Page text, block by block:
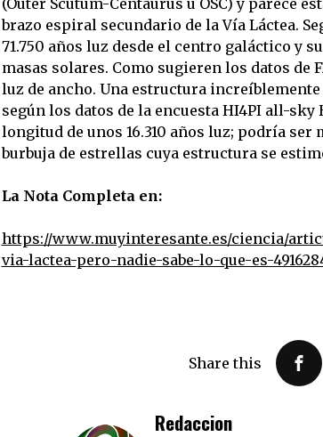
brazo espiral secundario de la Vía Láctea.
71.750 años luz desde el centro galáctico y
masas solares. Como sugieren los datos de
luz de ancho. Una estructura
según los datos de la encuesta HI4PI all-
longitud de unos 16.310 años luz; podría ser
burbuja de estrellas cuya estructura se
La Nota Completa en:
https://www.muyinteresante.es/ciencia/
via-lactea-pero-nadie-sabe-lo-que-es-
Share this
Redaccion